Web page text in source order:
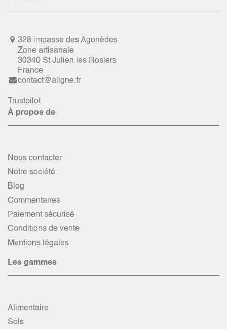
328 impasse des Agonèdes
Zone artisanale
30340 St Julien les Rosiers
France
contact@aligne.fr
Trustpilot
À propos de
Nous contacter
Notre société
Blog
Commentaires
Paiement sécurisé
Conditions de vente
Mentions légales
Les gammes
Alimentaire
Sols